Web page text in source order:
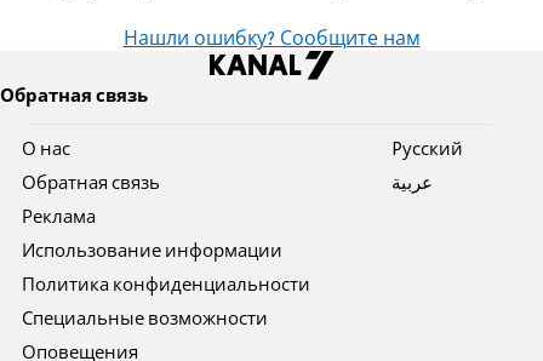
Нашли ошибку? Сообщите нам
Обратная связь
О нас
Обратная связь
Реклама
Использование информации
Политика конфиденциальности
Специальные возможности
Оповещения
Pусский
عربية